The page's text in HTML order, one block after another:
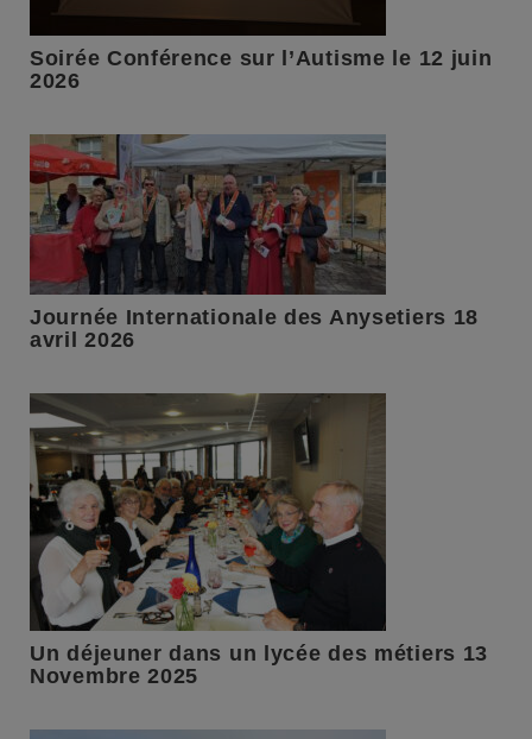
Soirée Conférence sur l’Autisme le 12 juin
2026
Journée Internationale des Anysetiers 18
avril 2026
Un déjeuner dans un lycée des métiers 13
Novembre 2025